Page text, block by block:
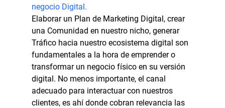
negocio Digital.
Elaborar un Plan de Marketing Digital, crear
una Comunidad en nuestro nicho, generar
Tráfico hacia nuestro ecosistema digital son
fundamentales a la hora de emprender o
transformar un negocio físico en su versión
digital. No menos importante, el canal
adecuado para interactuar con nuestros
clientes, es ahí donde cobran relevancia las